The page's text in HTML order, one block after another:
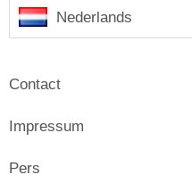
Nederlands
Contact
Impressum
Pers